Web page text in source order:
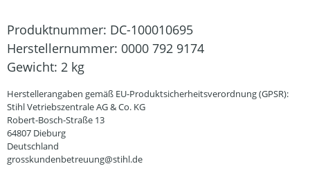
Produktnummer: DC-100010695
Herstellernummer: 0000 792 9174
Gewicht: 2 kg
Herstellerangaben gemäß EU-Produktsicherheitsverordnung (GPSR):
Stihl Vetriebszentrale AG & Co. KG
Robert-Bosch-Straße 13
64807 Dieburg
Deutschland
grosskundenbetreuung@stihl.de